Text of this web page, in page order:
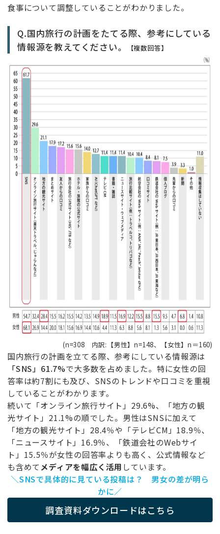
食事について調整していることがわかりました。
Q.国内旅行の計画をたてる際、参考にしている
情報源を教えてください。
【複数回答】
(n=308 内訳:【男性】n=148、【女性】n＝160)
国内旅行の計画を立てる際、参考にしている情報源は
「SNS」61.7%で大多数を占めました。特に女性の回
答率は約7割にも及び、SNSのトレンドや口コミを重視
していることがわかります。
続いて「オンライン旅行サイト」29.6%、「地方の観
光サイト」21.1%の順でした。男性はSNSに加えて
「地方の観光サイト」28.4％や「テレビCM」18.9％、
「ニュースサイト」16.9％、「鉄道会社のWebサイ
ト」15.5％が女性の回答率よりも高く、公式情報など
も含めてメディアを幅広く活用 しています。
＼SNSで具体的に見ている投稿は？ 男女の差が明ら
かに／
調査資料ダウンロードはこちら